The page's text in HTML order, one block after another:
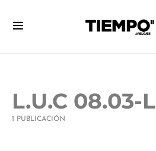
L.U.C 08.03-L
1 PUBLICACIÓN